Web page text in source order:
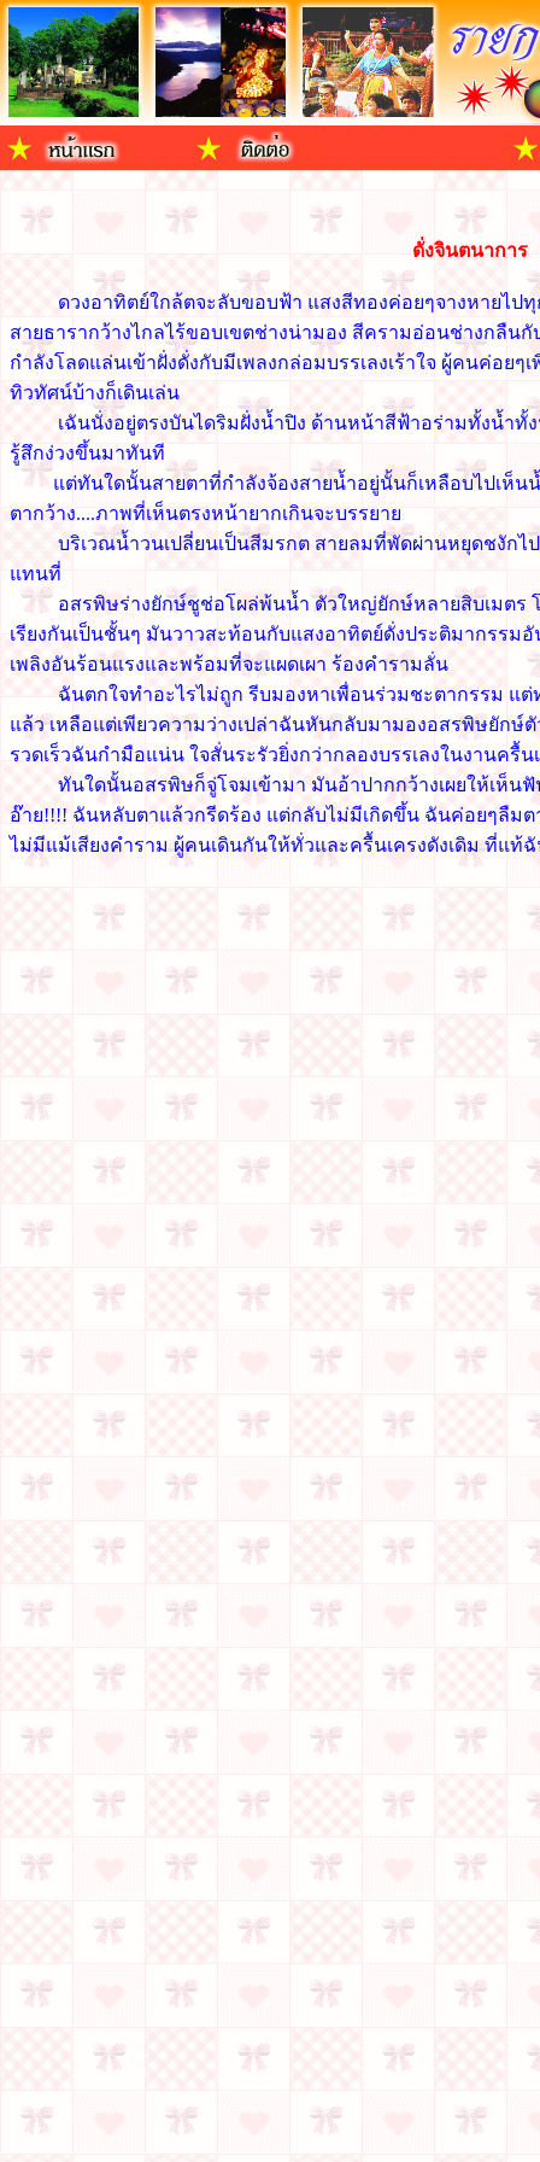
ดั่งจินตนาการ
ดวงอาทิตย์ใกล้ตจะลับขอบฟ้า แสงสีทองค่อยๆจางหายไปทุ
สายธารากว้างไกลไร้ขอบเขตช่างน่ามอง สีครามอ่อนช่างกลื
กำลังโลดแล่นเข้าฝั่งดั่งกับมีเพลงกล่อมบรรเลงเร้าใจ ผู้คนค่อย
ทิวทัศน์บ้างก็เดินเล่น
เฉันนั่งอยู่ตรงบันไดริมฝั่งน้ำปิง ด้านหน้าสีฟ้าอร่ามทั้งน้ำทั้ง
รู้สึกง่วงขึ้นมาทันที
แต่ทันใดนั้นสายตาที่กำลังจ้องสายน้ำอยู่นั้นก็เหลือบไปเห็นน้
ตากว้าง....ภาพที่เห็นตรงหน้ายากเกินจะบรรยาย
บริเวณน้ำวนเปลี่ยนเป็นสีมรกต สายลมที่พัดผ่านหยุดชงักไ
แทนที่
อสรพิษร่างยักษ์ชูช่อโผล่พ้นน้ำ ตัวใหญ่ยักษ์หลายสิบเมตร โ
เรียงกันเป็นชั้นๆ มันวาวสะท้อนกับแสงอาทิตย์ดั่งประติมากรรม
เพลิงอันร้อนแรงและพร้อมที่จะแผดเผา ร้องคำรามลั่น
ฉันตกใจทำอะไรไม่ถูก รีบมองหาเพื่อนร่วมชะตากรรม แต่
แล้ว เหลือแต่เพียวความว่างเปล่าฉันหันกลับมามองอสรพิษยักษ์
รวดเร็วฉันกำมือแน่น ใจสั่นระรัวยิ่งกว่ากลองบรรเลงในงานครื้น
ทันใดนั้นอสรพิษก็จู่โจมเข้ามา มันอ้าปากกว้างเผยให้เห็น
อ๊าย!!!! ฉันหลับตาแล้วกรีดร้อง แต่กลับไม่มีเกิดขึ้น ฉันค่อยๆลื
ไม่มีแม้เสียงคำราม ผู้คนเดินกันให้ทั่วและครื้นเครงดังเดิม ที่แท้